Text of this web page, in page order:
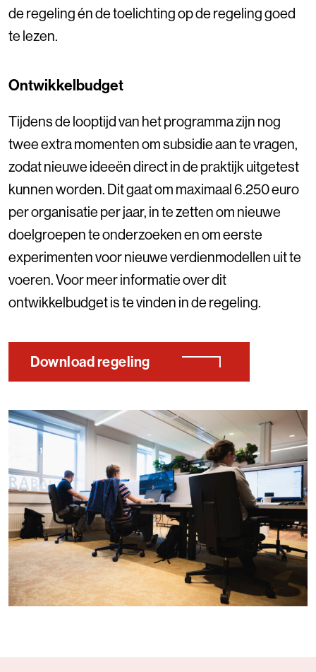
de regeling én de toelichting op de regeling goed
te lezen.
Ontwikkelbudget
Tijdens de looptijd van het programma zijn nog
twee extra momenten om subsidie aan te vragen,
zodat nieuwe ideeën direct in de praktijk uitgetest
kunnen worden. Dit gaat om maximaal 6.250 euro
per organisatie per jaar, in te zetten om nieuwe
doelgroepen te onderzoeken en om eerste
experimenten voor nieuwe verdienmodellen uit te
voeren. Voor meer informatie over dit
ontwikkelbudget is te vinden in de regeling.
Download regeling